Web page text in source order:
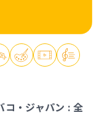
コ・ジャパン : 全